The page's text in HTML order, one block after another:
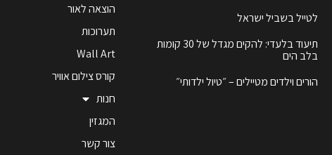
לטייל בשביל ישראל
תיעוד בלעדי: להקים מגדל של 30 קומות
בלב הים
הורים וילדים מטיילים – ״טיול ילדותי״
הוצאה לאור
תערוכות
Wall Art
קורס צילום אוויר
חנות
המגזין
צור קשר